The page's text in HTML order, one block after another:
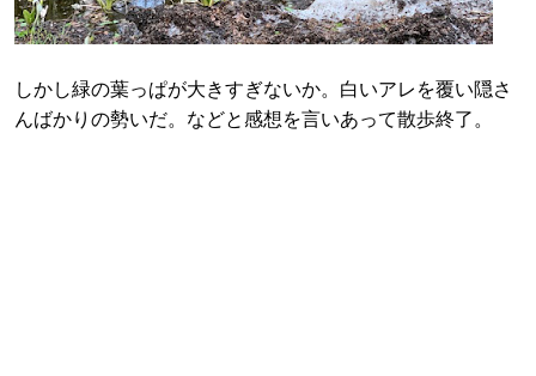
しかし緑の葉っぱが大きすぎないか。白いアレを覆い隠さ
んばかりの勢いだ。などと感想を言いあって散歩終了。